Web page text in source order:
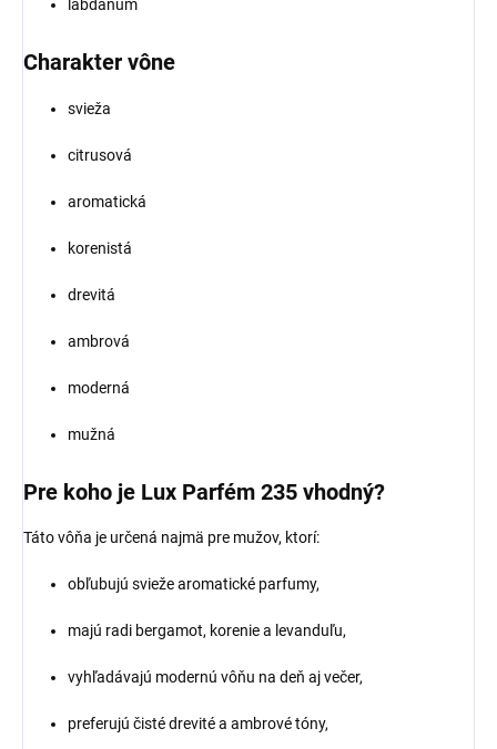
labdanum
Charakter vône
svieža
citrusová
aromatická
korenistá
drevitá
ambrová
moderná
mužná
Pre koho je Lux Parfém 235 vhodný?
Táto vôňa je určená najmä pre mužov, ktorí:
obľubujú svieže aromatické parfumy,
majú radi bergamot, korenie a levanduľu,
vyhľadávajú modernú vôňu na deň aj večer,
preferujú čisté drevité a ambrové tóny,